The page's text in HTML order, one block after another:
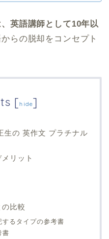
英語講師として10年以
らの脱却をコンセプト
[hide]
生の 英作文 プラチナル
リット
の比較
するタイプの参考書
書